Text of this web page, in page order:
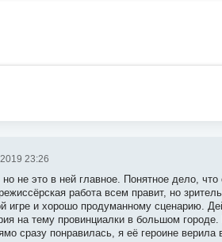
23:26
не это в ней главное. Понятное дело,
работа всем правит, но
игре и хорошо продуманному сценарию.
на тему провинциалки в большом
сразу понравилась, я её героине верила